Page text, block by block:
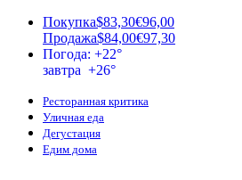
Покупка$83,30€96,00
Продажа$84,00€97,30
Погода: +22°
завтра +26°
Ресторанная критика
Уличная еда
Дегустация
Едим дома